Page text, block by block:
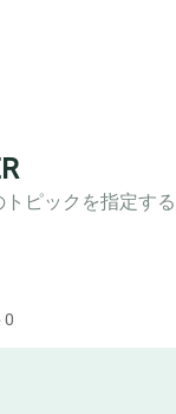
トピックを指定す
0